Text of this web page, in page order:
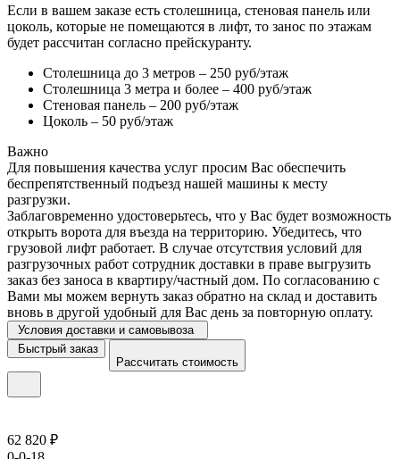
Если в вашем заказе есть столешница, стеновая панель или
цоколь, которые не помещаются в лифт, то занос по этажам
будет рассчитан согласно прейскуранту.
Столешница до 3 метров – 250 руб/этаж
Столешница 3 метра и более – 400 руб/этаж
Стеновая панель – 200 руб/этаж
Цоколь – 50 руб/этаж
Важно
Для повышения качества услуг просим Вас обеспечить
беспрепятственный подъезд нашей машины к месту
разгрузки.
Заблаговременно удостоверьтесь, что у Вас будет возможность
открыть ворота для въезда на территорию. Убедитесь, что
грузовой лифт работает. В случае отсутствия условий для
разгрузочных работ сотрудник доставки в праве выгрузить
заказ без заноса в квартиру/частный дом. По согласованию с
Вами мы можем вернуть заказ обратно на склад и доставить
вновь в другой удобный для Вас день за повторную оплату.
Условия доставки и самовывоза
Быстрый заказ
Рассчитать стоимость
62 820 ₽